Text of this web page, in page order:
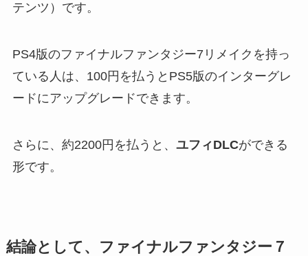
テンツ）です。
PS4版のファイナルファンタジー7リメイクを持っ
ている人は、100円を払うとPS5版のインターグレ
ードにアップグレードできます。
さらに、約2200円を払うと、 ユフィDLCができる
形です。
結論として、ファイナルファンタジー７